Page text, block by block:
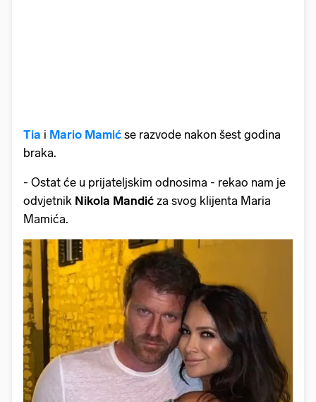
Tia i Mario Mamić se razvode nakon šest godina
braka.
- Ostat će u prijateljskim odnosima - rekao nam je
odvjetnik Nikola Mandić za svog klijenta Maria
Mamića.